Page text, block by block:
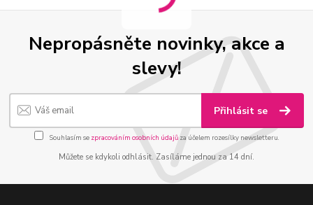
Nepropásněte novinky, akce a
slevy!
Přihlásit se
Souhlasím se zpracováním osobních údajůza účelem rozesílky newsletteru.
Můžete se kdykoli odhlásit. Zasíláme jednou za 14 dní.